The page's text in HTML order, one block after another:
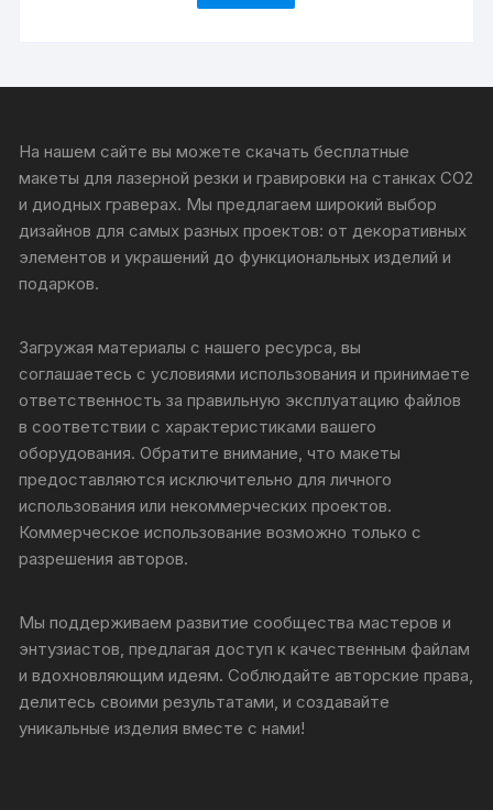
На нашем сайте вы можете скачать бесплатные
макеты для лазерной резки и гравировки на станках CO2
и диодных граверах. Мы предлагаем широкий выбор
дизайнов для самых разных проектов: от декоративных
элементов и украшений до функциональных изделий и
подарков.
Загружая материалы с нашего ресурса, вы
соглашаетесь с условиями использования и принимаете
ответственность за правильную эксплуатацию файлов
в соответствии с характеристиками вашего
оборудования. Обратите внимание, что макеты
предоставляются исключительно для личного
использования или некоммерческих проектов.
Коммерческое использование возможно только с
разрешения авторов.
Мы поддерживаем развитие сообщества мастеров и
энтузиастов, предлагая доступ к качественным файлам
и вдохновляющим идеям. Соблюдайте авторские права,
делитесь своими результатами, и создавайте
уникальные изделия вместе с нами!